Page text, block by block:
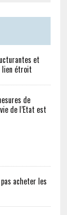
et
lien étroit
de
de l’Etat est
pas acheter les